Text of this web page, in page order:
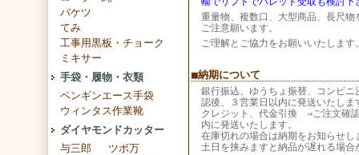
バケツ
てみ
工事用黒板・チョーク
ミキサー
手袋・履物・衣類
ペンギンエース手袋
ウィンタス作業靴
ダイヤモンドカッター
与三郎 ツボ万
重量物、複数口、大型商品、長尺物
ご注意願います。
ご理解とご協力をお願いいたします
■納期について
銀行振込、ゆうちょ振替、コンビ
認後、３営業日以内に発送いたしま
クレジット、代金引換 ⇒ご注文確
内に発送いたします。
在庫切れの場合は納期をお知らせし
土日を挟みますと納品が遅れる場合